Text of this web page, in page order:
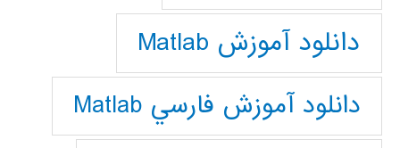
دانلود آموزش Matlab
دانلود آموزش فارسي Matlab